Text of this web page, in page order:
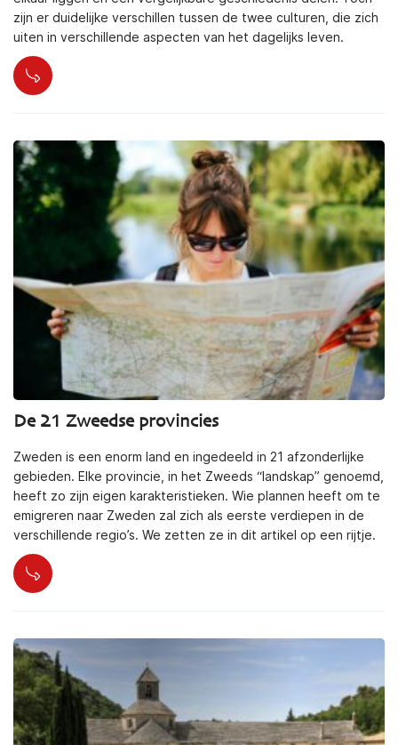
zijn er duidelijke verschillen tussen de twee culturen, die zich
uiten in verschillende aspecten van het dagelijks leven.
De 21 Zweedse provincies
Zweden is een enorm land en ingedeeld in 21 afzonderlijke
gebieden. Elke provincie, in het Zweeds “landskap” genoemd,
heeft zo zijn eigen karakteristieken. Wie plannen heeft om te
emigreren naar Zweden zal zich als eerste verdiepen in de
verschillende regio’s. We zetten ze in dit artikel op een rijtje.